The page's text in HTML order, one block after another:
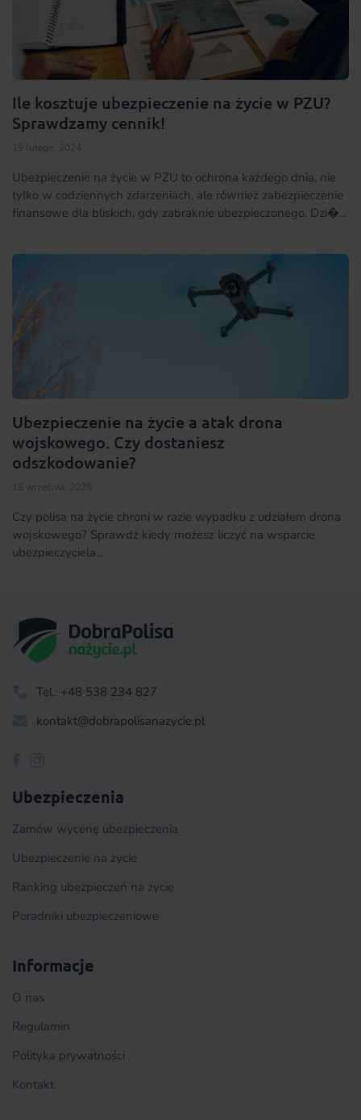
Ile kosztuje ubezpieczenie na życie w PZU?
Sprawdzamy cennik!
19 lutego, 2024
Ubezpieczenie na życie w PZU to ochrona każdego dnia, nie
tylko w codziennych zdarzeniach, ale również zabezpieczenie
finansowe dla bliskich, gdy zabraknie ubezpieczonego. Dzi�...
Ubezpieczenie na życie a atak drona
wojskowego. Czy dostaniesz
odszkodowanie?
18 września, 2025
Czy polisa na życie chroni w razie wypadku z udziałem drona
wojskowego? Sprawdź kiedy możesz liczyć na wsparcie
ubezpieczyciela...
Tel.: +48 538 234 827
kontakt@dobrapolisanazycie.pl
Ubezpieczenia
Zamów wycenę ubezpieczenia
Ubezpieczenie na życie
Ranking ubezpieczeń na życie
Poradniki ubezpieczeniowe
Informacje
O nas
Regulamin
Polityka prywatności
Kontakt